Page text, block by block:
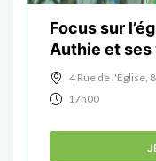
Focus sur
Authie et
4 Rue de l'Église,
17h00